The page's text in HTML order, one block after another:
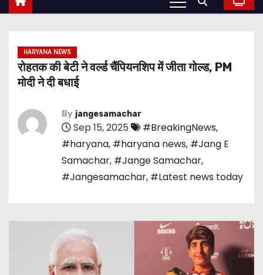
HARYANA NEWS
रोहतक की बेटी ने वर्ल्ड चैंपियनशिप में जीता गोल्ड, PM
मोदी ने दी बधाई
By jangesamachar
Sep 15, 2025 #BreakingNews,
#haryana, #haryana news, #Jang E
Samachar, #Jange Samachar,
#Jangesamachar, #Latest news today